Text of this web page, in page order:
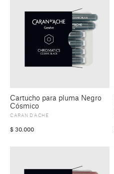
Cartucho para pluma Negro
Cósmico
CARAN D’ACHE
$ 30.000